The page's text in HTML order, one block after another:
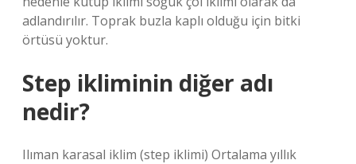
adlandırılır. Toprak buzla kaplı olduğu için bitki
örtüsü yoktur.
Step ikliminin diğer adı
nedir?
Ilıman karasal iklim (step iklimi) Ortalama yıllık